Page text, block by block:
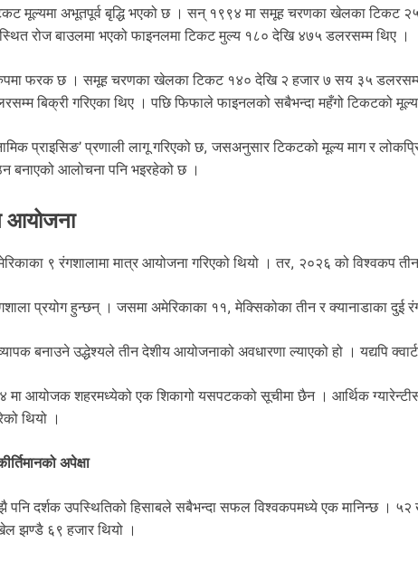
मूल्यमा अभूतपूर्व बृद्धि भएको छ । सन् १९९४ मा समूह चरणका खेलका टिकट
रोज बाउलमा भएको फाइनलमा टिकट मुल्य १८० देखि ४७५ डलरसम्म थिए ।
रुपमा फरक छ । समूह चरणका खेलका टिकट १४० देखि २ हजार ७ सय ३५
बिक्री गरिएका थिए । पछि फिफाले फाइनलको सबैभन्दा महँगो टिकटको
प्राइसिङ’ प्रणाली लागू गरिएको छ, जसअनुसार टिकटको मूल्य माग र
बनाएको आलोचना पनि भइरहेको छ ।
आयोजना
९ रंगशालामा मात्र आयोजना गरिएको थियो । तर, २०२६ को विश्वकप
प्रयोग हुन्छन् । जसमा अमेरिकाका ११, मेक्सिकोका तीन र क्यानाडाका दुई
बनाउने उद्धेश्यले तीन देशीय आयोजनाको अवधारणा ल्याएको हो । यद्यपि
आयोजक शहरमध्येको एक शिकागो यसपटकको सूचीमा छैन । आर्थिक
थियो ।
अपेक्षा
दर्शक उपस्थितिको हिसाबले सबैभन्दा सफल विश्वकपमध्ये एक मानिन्छ ।
झण्डै ६९ हजार थियो ।